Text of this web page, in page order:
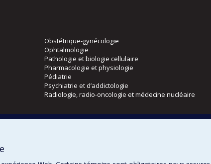
Obstétrique-gynécologie
Ophtalmologie
Pathologie et biologie cellulaire
Pharmacologie et physiologie
Pédiatrie
Psychiatrie et d’addictologie
Radiologie, radio-oncologie et médecine nucléaire